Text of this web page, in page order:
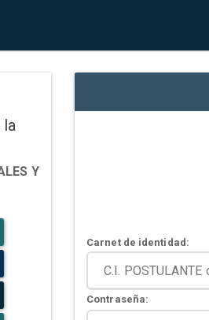
Y
Carnet de identidad:
Contraseña: